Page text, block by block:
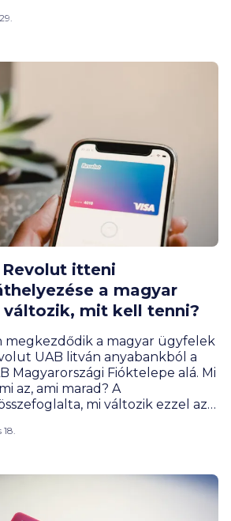
itteni
a magyar
változik, mit kell tenni?
megkezdődik a magyar ügyfelek
UAB litván anyabankból a
Magyarországi Fióktelepe alá. Mi
az, ami marad? A
mi változik ezzel az